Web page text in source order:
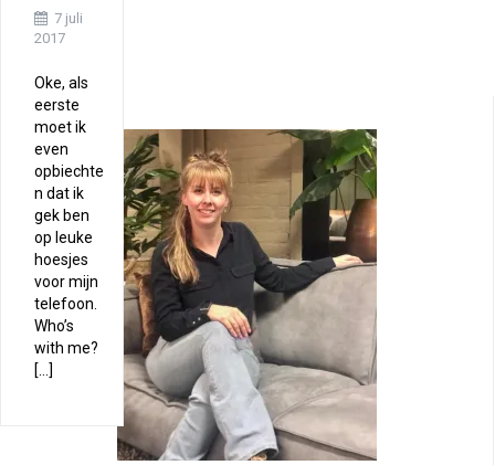
7 juli
2017
Oke, als
eerste
moet ik
even
opbiechte
n dat ik
gek ben
op leuke
hoesjes
voor mijn
telefoon.
Who’s
with me?
[…]